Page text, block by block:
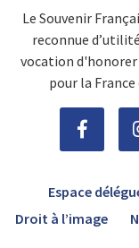
Le Souvenir
reconnue
vocation
pour la
Espace
Droit à l’image